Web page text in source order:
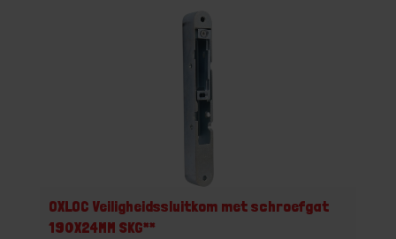
OXLOC Veiligheidssluitkom met schroefgat
190X24MM SKG**